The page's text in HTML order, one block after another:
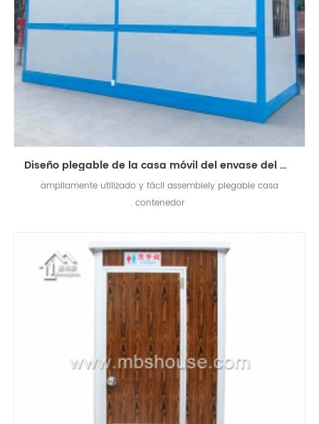
Diseño plegable de la casa móvil del envase del marco de acero portátil de los 20ft
ampliamente utilizado y fácil assemblely plegable casa
contenedor